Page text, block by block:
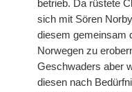
betrieb. Da rüstete
sich mit Sören
diesem gemeinsam
Norwegen zu
Geschwaders aber
diesen nach